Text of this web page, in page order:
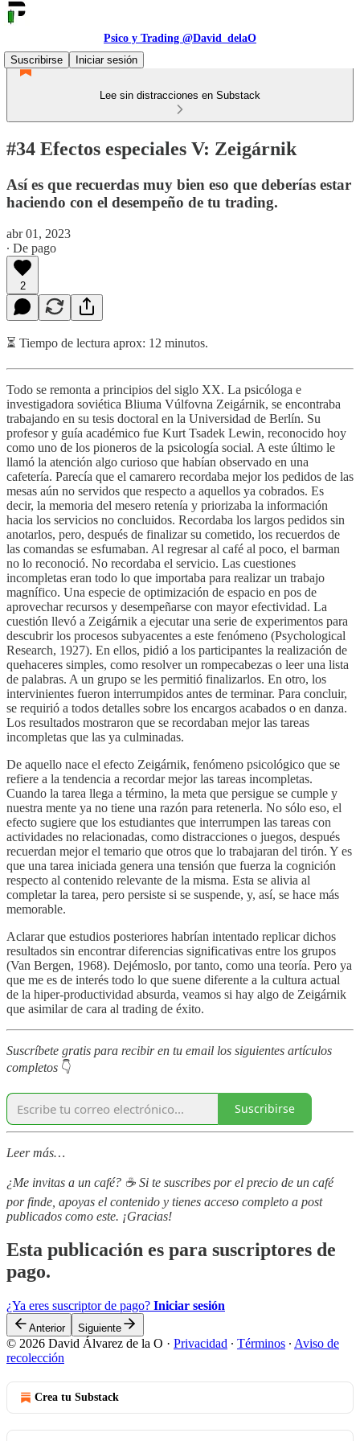
Psico y Trading @David_delaO
Suscribirse
Iniciar sesión
Lee sin distracciones en Substack
#34 Efectos especiales V: Zeigárnik
Así es que recuerdas muy bien eso que deberías estar
haciendo con el desempeño de tu trading.
abr 01, 2023
∙ De pago
2
⏳ Tiempo de lectura aprox: 12 minutos.
Todo se remonta a principios del siglo XX. La psicóloga e
investigadora soviética Bliuma Vúlfovna Zeigárnik, se encontraba
trabajando en su tesis doctoral en la Universidad de Berlín. Su
profesor y guía académico fue Kurt Tsadek Lewin, reconocido hoy
como uno de los pioneros de la psicología social. A este último le
llamó la atención algo curioso que habían observado en una
cafetería. Parecía que el camarero recordaba mejor los pedidos de las
mesas aún no servidos que respecto a aquellos ya cobrados. Es
decir, la memoria del mesero retenía y priorizaba la información
hacia los servicios no concluidos. Recordaba los largos pedidos sin
anotarlos, pero, después de finalizar su cometido, los recuerdos de
las comandas se esfumaban. Al regresar al café al poco, el barman
no lo reconoció. No recordaba el servicio. Las cuestiones
incompletas eran todo lo que importaba para realizar un trabajo
magnífico. Una especie de optimización de espacio en pos de
aprovechar recursos y desempeñarse con mayor efectividad. La
cuestión llevó a Zeigárnik a ejecutar una serie de experimentos para
descubrir los procesos subyacentes a este fenómeno (Psychological
Research, 1927). En ellos, pidió a los participantes la realización de
quehaceres simples, como resolver un rompecabezas o leer una lista
de palabras. A un grupo se les permitió finalizarlos. En otro, los
intervinientes fueron interrumpidos antes de terminar. Para concluir,
se requirió a todos detalles sobre los encargos acabados o en danza.
Los resultados mostraron que se recordaban mejor las tareas
incompletas que las ya culminadas.
De aquello nace el efecto Zeigárnik, fenómeno psicológico que se
refiere a la tendencia a recordar mejor las tareas incompletas.
Cuando la tarea llega a término, la meta que persigue se cumple y
nuestra mente ya no tiene una razón para retenerla. No sólo eso, el
efecto sugiere que los estudiantes que interrumpen las tareas con
actividades no relacionadas, como distracciones o juegos, después
recuerdan mejor el temario que otros que lo trabajaran del tirón. Y es
que una tarea iniciada genera una tensión que fuerza la cognición
respecto al contenido relevante de la misma. Esta se alivia al
completar la tarea, pero persiste si se suspende, y, así, se hace más
memorable.
Aclarar que estudios posteriores habrían intentado replicar dichos
resultados sin encontrar diferencias significativas entre los grupos
(Van Bergen, 1968). Dejémoslo, por tanto, como una teoría. Pero ya
que me es de interés todo lo que suene diferente a la cultura actual
de la hiper-productividad absurda, veamos si hay algo de Zeigárnik
que asimilar de cara al trading de éxito.
Suscríbete gratis para recibir en tu email los siguientes artículos
completos 👇
Suscribirse
Leer más…
¿Me invitas a un café? ☕️ Si te suscribes por el precio de un café
por finde, apoyas el contenido y tienes acceso completo a post
publicados como este. ¡Gracias!
Esta publicación es para suscriptores de
pago.
¿Ya eres suscriptor de pago? Iniciar sesión
Anterior Siguiente
© 2026 David Álvarez de la O · Privacidad ∙ Términos ∙ Aviso de
recolección
Crea tu Substack